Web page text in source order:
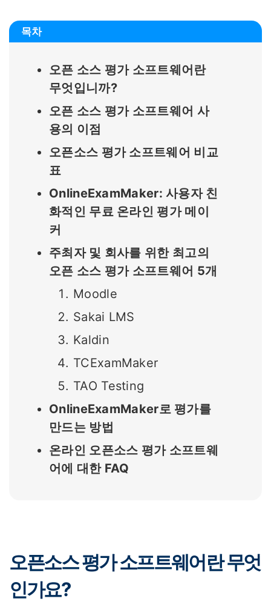
목차
오픈 소스 평가 소프트웨어란
무엇입니까?
오픈 소스 평가 소프트웨어 사
용의 이점
오픈소스 평가 소프트웨어 비교
표
OnlineExamMaker: 사용자 친
화적인 무료 온라인 평가 메이
커
주최자 및 회사를 위한 최고의
오픈 소스 평가 소프트웨어 5개
Moodle
Sakai LMS
Kaldin
TCExamMaker
TAO Testing
OnlineExamMaker로 평가를
만드는 방법
온라인 오픈소스 평가 소프트웨
어에 대한 FAQ
오픈소스 평가 소프트웨어란 무엇
인가요?